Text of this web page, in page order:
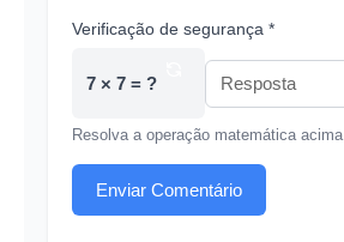
Verificação de segurança *
7 × 7 = ?
Resolva a operação matemática acima
Enviar Comentário